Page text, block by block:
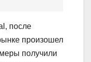
после
произошел
получили